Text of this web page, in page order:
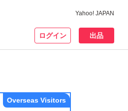
Yahoo! JAPAN
ログイン 出品
Overseas Visitors